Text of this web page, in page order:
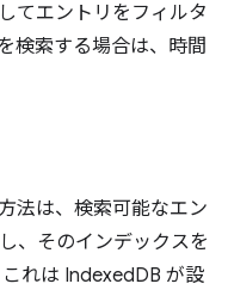
てエントリをフィルタ
検索する場合は、時間
法は、検索可能なエン
、そのインデックスを
れは IndexedDB が設